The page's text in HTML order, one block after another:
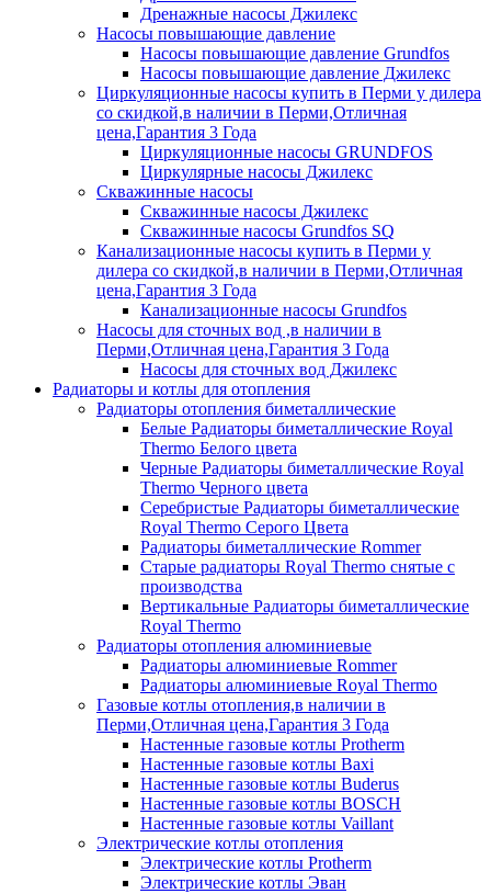
Дренажные насосы Джилекс
Насосы повышающие давление
Насосы повышающие давление Grundfos
Насосы повышающие давление Джилекс
Циркуляционные насосы купить в Перми у дилера
со скидкой,в наличии в Перми,Отличная
цена,Гарантия 3 Года
Циркуляционные насосы GRUNDFOS
Циркулярные насосы Джилекс
Скважинные насосы
Скважинные насосы Джилекс
Скважинные насосы Grundfos SQ
Канализационные насосы купить в Перми у
дилера со скидкой,в наличии в Перми,Отличная
цена,Гарантия 3 Года
Канализационные насосы Grundfos
Насосы для сточных вод ,в наличии в
Перми,Отличная цена,Гарантия 3 Года
Насосы для сточных вод Джилекс
Радиаторы и котлы для отопления
Радиаторы отопления биметаллические
Белые Радиаторы биметаллические Royal
Thermo Белого цвета
Черные Радиаторы биметаллические Royal
Thermo Черного цвета
Серебристые Радиаторы биметаллические
Royal Thermo Серого Цвета
Радиаторы биметаллические Rommer
Старые радиаторы Royal Thermo снятые с
производства
Вертикальные Радиаторы биметаллические
Royal Thermo
Радиаторы отопления алюминиевые
Радиаторы алюминиевые Rommer
Радиаторы алюминиевые Royal Thermo
Газовые котлы отопления,в наличии в
Перми,Отличная цена,Гарантия 3 Года
Настенные газовые котлы Protherm
Настенные газовые котлы Baxi
Настенные газовые котлы Buderus
Настенные газовые котлы BOSCH
Настенные газовые котлы Vaillant
Электрические котлы отопления
Электрические котлы Protherm
Электрические котлы Эван